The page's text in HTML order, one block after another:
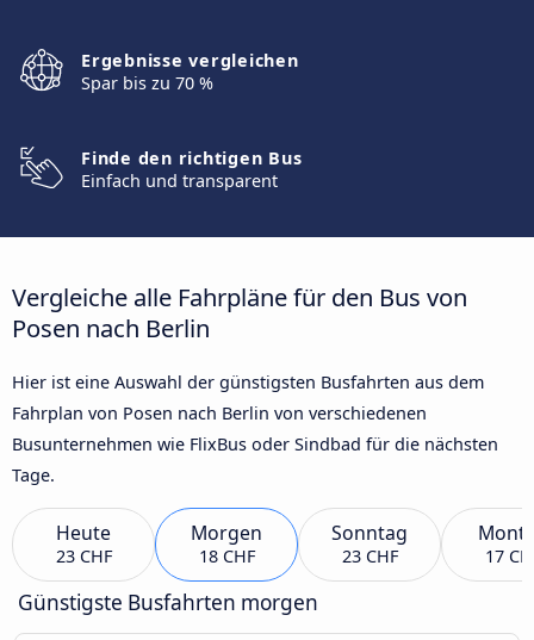
Ergebnisse vergleichen
Spar bis zu 70 %
Finde den richtigen Bus
Einfach und transparent
Vergleiche alle Fahrpläne für den Bus von
Posen nach Berlin
Hier ist eine Auswahl der günstigsten Busfahrten aus dem
Fahrplan von Posen nach Berlin von verschiedenen
Busunternehmen wie FlixBus oder Sindbad für die nächsten
Tage.
Heute
23 CHF
Morgen
18 CHF
Sonntag
23 CHF 17
Günstigste Busfahrten morgen